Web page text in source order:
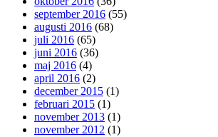
september 2016 (55)
augusti 2016 (68)
juli 2016 (65)
juni 2016 (36)
maj 2016 (4)
april 2016 (2)
december 2015 (1)
februari 2015 (1)
november 2013 (1)
november 2012 (1)